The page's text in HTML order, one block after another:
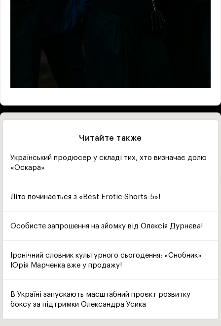
Читайте также
Український продюсер у складі тих, хто визначає долю
«Оскара»
Літо починається з «Best Erotic Shorts-5»!
Особисте запрошення на зйомку від Олексія Дурнєва!
Іронічний словник культурного сьогодення: «Снобник»
Юрія Марченка вже у продажу!
В Україні запускають масштабний проєкт розвитку
боксу за підтримки Олександра Усика